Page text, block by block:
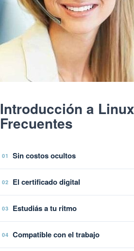
Introducción a
Frecuentes
01 Sin costos ocultos
02 El certificado digital
03 Estudiás a tu ritmo
04 Compatible con el trabajo